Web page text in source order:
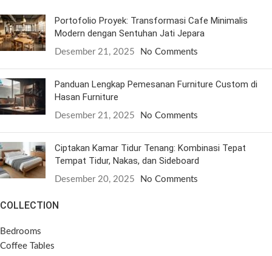
Portofolio Proyek: Transformasi Cafe Minimalis
Modern dengan Sentuhan Jati Jepara
Desember 21, 2025 No Comments
Panduan Lengkap Pemesanan Furniture Custom di
Hasan Furniture
Desember 21, 2025 No Comments
Ciptakan Kamar Tidur Tenang: Kombinasi Tepat
Tempat Tidur, Nakas, dan Sideboard
Desember 20, 2025 No Comments
COLLECTION
Bedrooms
Coffee Tables